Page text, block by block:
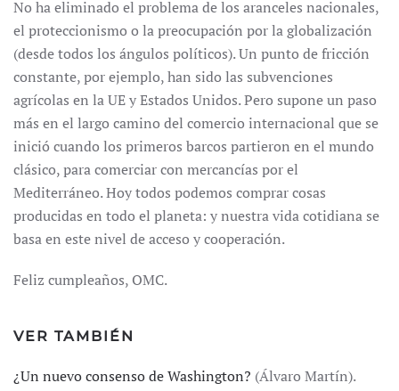
No ha eliminado el problema de los aranceles nacionales,
el proteccionismo o la preocupación por la globalización
(desde todos los ángulos políticos). Un punto de fricción
constante, por ejemplo, han sido las subvenciones
agrícolas en la UE y Estados Unidos. Pero supone un paso
más en el largo camino del comercio internacional que se
inició cuando los primeros barcos partieron en el mundo
clásico, para comerciar con mercancías por el
Mediterráneo. Hoy todos podemos comprar cosas
producidas en todo el planeta: y nuestra vida cotidiana se
basa en este nivel de acceso y cooperación.
Feliz cumpleaños, OMC.
VER TAMBIÉN
¿Un nuevo consenso de Washington? (Álvaro Martín).